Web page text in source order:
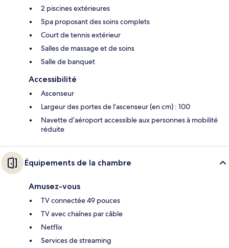
2 piscines extérieures
Spa proposant des soins complets
Court de tennis extérieur
Salles de massage et de soins
Salle de banquet
Accessibilité
Ascenseur
Largeur des portes de l’ascenseur (en cm) : 100
Navette d’aéroport accessible aux personnes à mobilité
réduite
Équipements de la chambre
Amusez-vous
TV connectée 49 pouces
TV avec chaînes par câble
Netflix
Services de streaming